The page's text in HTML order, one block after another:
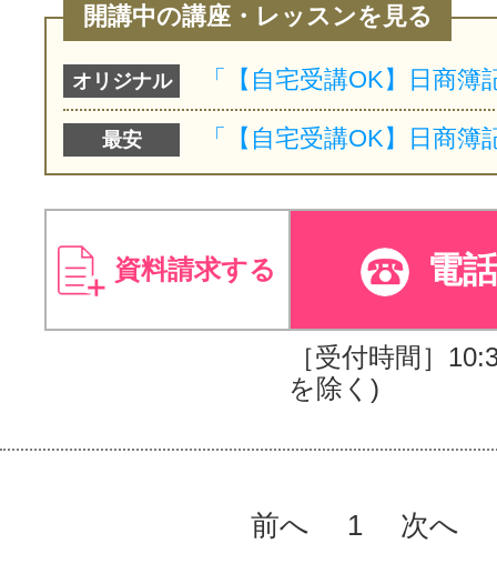
開講中の講座・レッスンを見る
オリジナル
最安
資料請求する 電
［受付時間］
を除く)
前へ 1 次へ